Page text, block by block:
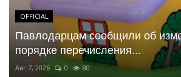
OFFICIAL
Павлодарцам сообщили об
порядке перечисления...
Авг 7, 2026 0 80